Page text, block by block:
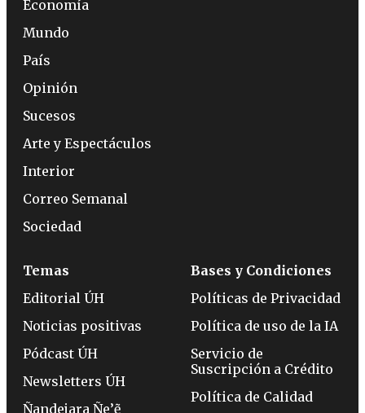
Economía
Mundo
País
Opinión
Sucesos
Arte y Espectáculos
Interior
Correo Semanal
Sociedad
Temas
Editorial ÚH
Noticias positivas
Pódcast ÚH
Newsletters ÚH
Ñandejara Ñe’ẽ
Bases y Condiciones
Políticas de Privacidad
Política de uso de la IA
Servicio de
Suscripción a Crédito
Política de Calidad